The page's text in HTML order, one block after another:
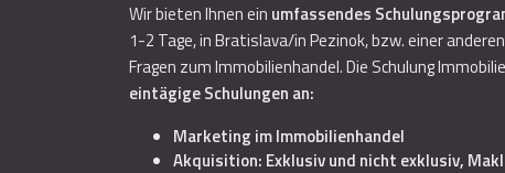
Wir bieten Ihnen ein umfassendes
1-2 Tage, in Bratislava/in Pezinok, bzw. einer
Fragen zum Immobilienhandel. Die Schulung
eintägige Schulungen an:
Marketing im Immobilienhandel
Akquisition: Exklusiv und nicht exklusiv,